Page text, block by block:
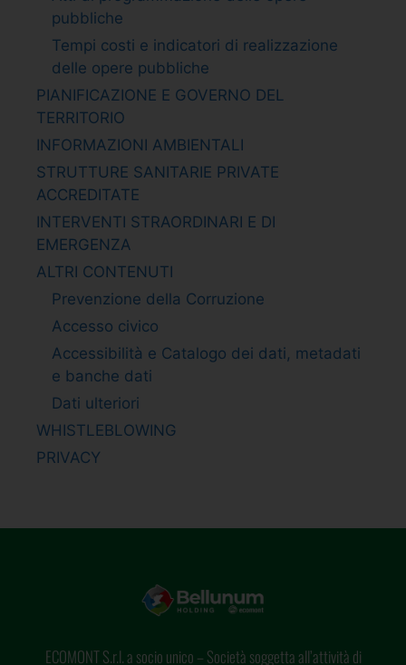
pubbliche
Tempi costi e indicatori di realizzazione
delle opere pubbliche
PIANIFICAZIONE E GOVERNO DEL
TERRITORIO
INFORMAZIONI AMBIENTALI
STRUTTURE SANITARIE PRIVATE
ACCREDITATE
INTERVENTI STRAORDINARI E DI
EMERGENZA
ALTRI CONTENUTI
Prevenzione della Corruzione
Accesso civico
Accessibilità e Catalogo dei dati, metadati
e banche dati
Dati ulteriori
WHISTLEBLOWING
PRIVACY
ECOMONT S.r.l. a socio unico – Società soggetta all’attività di